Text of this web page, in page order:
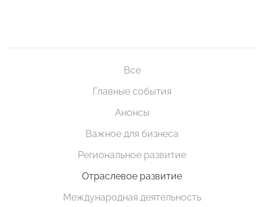
Все
Главные события
Анонсы
Важное для бизнеса
Региональное развитие
Отраслевое развитие
Международная деятельность